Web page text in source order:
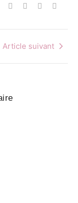
Article suivant